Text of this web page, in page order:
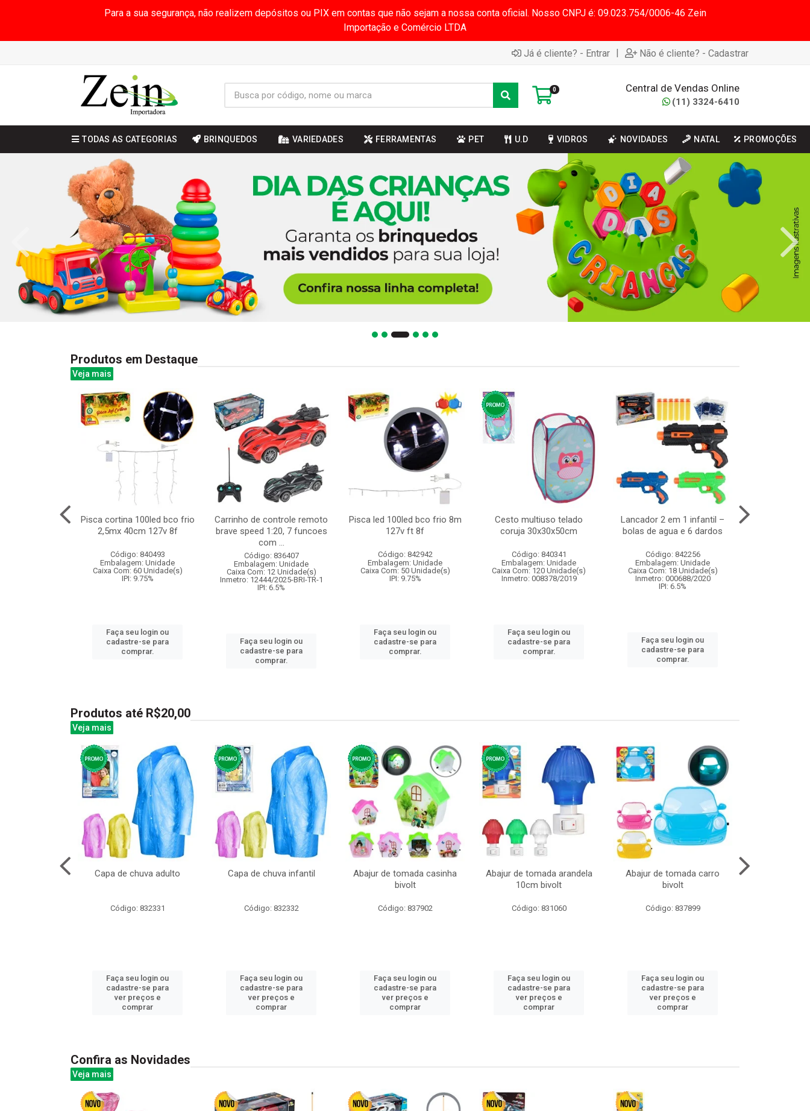
Para a sua segurança, não realizem depósitos ou PIX em contas que não sejam a nossa conta oficial. Nosso CNPJ é: 09.023.754/0006-46 Zein
Importação e Comércio LTDA
Já é cliente? - Entrar | Não é cliente? - Cadastrar
0 Central de Vendas Online
(11) 3324-6410
TODAS AS CATEGORIAS BRINQUEDOS VARIEDADES FERRAMENTAS PET U.D VIDROS NOVIDADES NATAL PROMOÇÕES
Produtos em Destaque
Veja mais
Pisca cortina 100led bco frio
2,5mx 40cm 127v 8f
Código: 840493
Embalagem: Unidade
Caixa Com: 60 Unidade(s)
IPI: 9.75%
Faça seu login ou
cadastre-se para
comprar.
Carrinho de controle remoto
brave speed 1:20, 7 funcoes
com ...
Código: 836407
Embalagem: Unidade
Caixa Com: 12 Unidade(s)
Inmetro: 12444/2025-BRI-TR-1
IPI: 6.5%
Faça seu login ou
cadastre-se para
comprar.
Pisca led 100led bco frio 8m
127v ft 8f
Código: 842942
Embalagem: Unidade
Caixa Com: 50 Unidade(s)
IPI: 9.75%
Faça seu login ou
cadastre-se para
comprar.
Cesto multiuso telado
coruja 30x30x50cm
Código: 840341
Embalagem: Unidade
Caixa Com: 120 Unidade(s)
Inmetro: 008378/2019
Faça seu login ou
cadastre-se para
comprar.
Lancador 2 em 1 infantil –
bolas de agua e 6 dardos
Código: 842256
Embalagem: Unidade
Caixa Com: 18 Unidade(s)
Inmetro: 000688/2020
IPI: 6.5%
Faça seu login ou
cadastre-se para
comprar.
Produtos até R$20,00
Veja mais
Capa de chuva adulto
Código: 832331
Faça seu login ou
cadastre-se para
ver preços e
comprar
Capa de chuva infantil
Código: 832332
Faça seu login ou
cadastre-se para
ver preços e
comprar
Abajur de tomada casinha
bivolt
Código: 837902
Faça seu login ou
cadastre-se para
ver preços e
comprar
Abajur de tomada arandela
10cm bivolt
Código: 831060
Faça seu login ou
cadastre-se para
ver preços e
comprar
Abajur de tomada carro
bivolt
Código: 837899
Faça seu login ou
cadastre-se para
ver preços e
comprar
Confira as Novidades
Veja mais